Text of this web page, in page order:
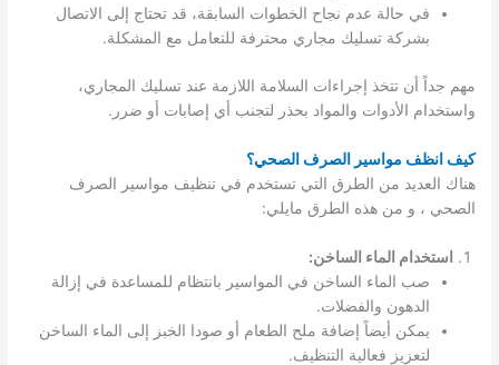
في حالة عدم نجاح الخطوات السابقة، قد تحتاج إلى الاتصال
بشركة تسليك مجاري محترفة للتعامل مع المشكلة.
مهم جداً أن تتخذ إجراءات السلامة اللازمة عند تسليك المجاري،
واستخدام الأدوات والمواد بحذر لتجنب أي إصابات أو ضرر.
كيف انظف مواسير الصرف الصحي؟
هناك العديد من الطرق التي تستخدم في تنظيف مواسير الصرف
الصحي ، و من هذه الطرق مايلي:
استخدام الماء الساخن:
صب الماء الساخن في المواسير بانتظام للمساعدة في إزالة
الدهون والفضلات.
يمكن أيضاً إضافة ملح الطعام أو صودا الخبز إلى الماء الساخن
لتعزيز فعالية التنظيف.